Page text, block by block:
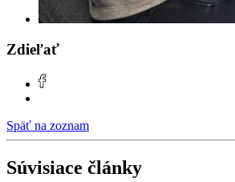
Zdieľať
Späť na zoznam
Súvisiace články